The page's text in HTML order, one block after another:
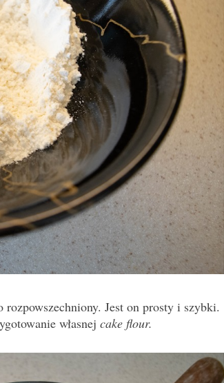
rozpowszechniony. Jest on prosty i szybki.
własnej cake flour.